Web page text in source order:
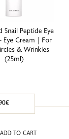
Snail Peptide Eye
Eye Cream | For
& Wrinkles
(25ml)
ADD TO CART